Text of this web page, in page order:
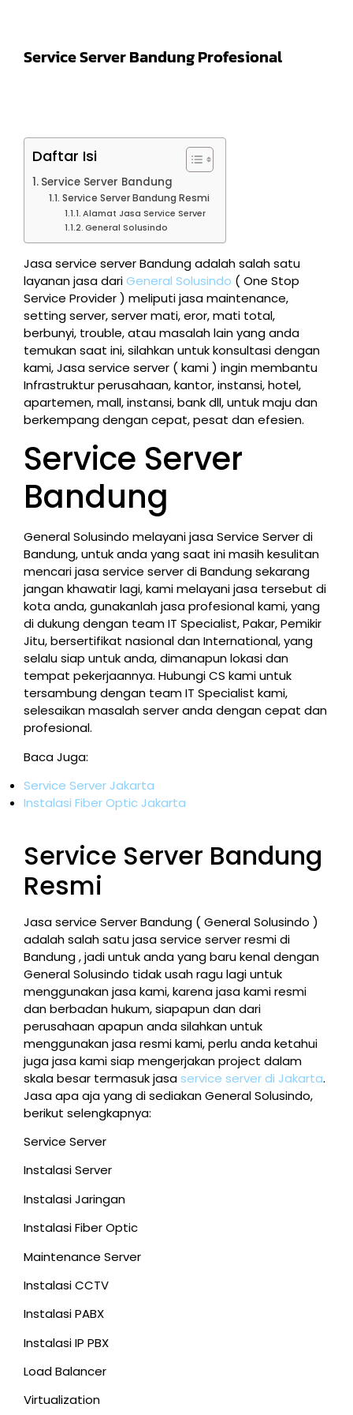
Service Server Bandung Profesional
Daftar Isi
Service Server Bandung
Service Server Bandung Resmi
Alamat Jasa Service Server
General Solusindo
Jasa service server Bandung adalah salah satu
layanan jasa dariGeneral Solusindo ( One Stop
Service Provider ) meliputi jasa maintenance,
setting server, server mati, eror, mati total,
berbunyi, trouble, atau masalah lain yang anda
temukan saat ini, silahkan untuk konsultasi dengan
kami, Jasa service server ( kami ) ingin membantu
Infrastruktur perusahaan, kantor, instansi, hotel,
apartemen, mall, instansi, bank dll, untuk maju dan
berkempang dengan cepat, pesat dan efesien.
Service Server
Bandung
General Solusindo melayani jasa Service Server di
Bandung, untuk anda yang saat ini masih kesulitan
mencari jasa service server di Bandung sekarang
jangan khawatir lagi, kami melayani jasa tersebut di
kota anda, gunakanlah jasa profesional kami, yang
di dukung dengan team IT Specialist, Pakar, Pemikir
Jitu, bersertifikat nasional dan International, yang
selalu siap untuk anda, dimanapun lokasi dan
tempat pekerjaannya. Hubungi CS kami untuk
tersambung dengan team IT Specialist kami,
selesaikan masalah server anda dengan cepat dan
profesional.
Baca Juga:
Service Server Jakarta
Instalasi Fiber Optic Jakarta
Service Server Bandung
Resmi
Jasa service Server Bandung ( General Solusindo )
adalah salah satu jasa service server resmi di
Bandung , jadi untuk anda yang baru kenal dengan
General Solusindo tidak usah ragu lagi untuk
menggunakan jasa kami, karena jasa kami resmi
dan berbadan hukum, siapapun dan dari
perusahaan apapun anda silahkan untuk
menggunakan jasa resmi kami, perlu anda ketahui
juga jasa kami siap mengerjakan project dalam
skala besar termasuk jasaservice server di Jakarta.
Jasa apa aja yang di sediakan General Solusindo,
berikut selengkapnya:
Service Server
Instalasi Server
Instalasi Jaringan
Instalasi Fiber Optic
Maintenance Server
Instalasi CCTV
Instalasi PABX
Instalasi IP PBX
Load Balancer
Virtualization